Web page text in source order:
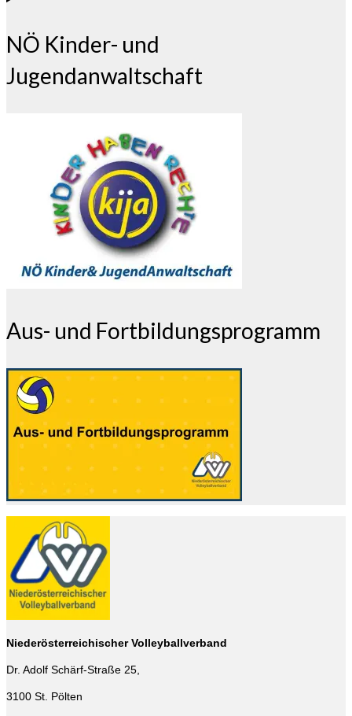
NÖ Kinder- und
Jugendanwaltschaft
Aus- und Fortbildungsprogramm
Niederösterreichischer Volleyballverband
Dr. Adolf Schärf-Straße 25,
3100 St. Pölten